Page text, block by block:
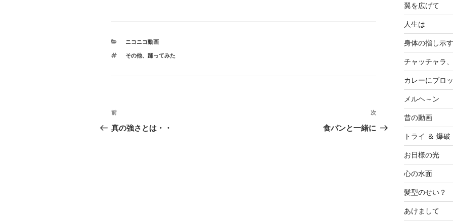
カ
ゴ
ニコニコ動画
タ
その他、 踊ってみた
投
稿
前
の
前
真の強さとは・・
次
の
次
食パンと一緒に
翼を広げて
人生は
身体の指し示
チャッチャラ
カレーにブロ
メルヘ～ン
昔の動画
トライ ＆ 爆破
お日様の光
心の水面
髪型のせい？
あけまして